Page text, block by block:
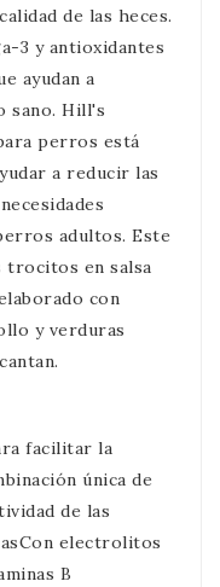
de las heces.
3 y antioxidantes
ayudan a
sano. Hill's
perros está
a reducir las
adultos. Este
trocitos en salsa
con
y verduras
facilitar la
única de
de las
electrolitos
B